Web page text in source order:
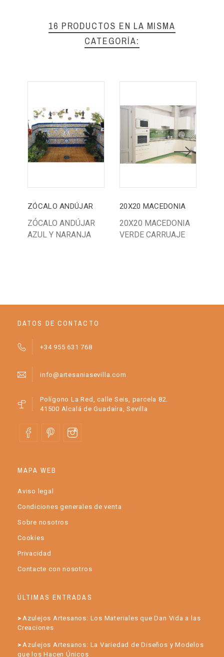
16 PRODUCTOS EN LA MISMA
CATEGORÍA:
ZÓCALO ANDÚJAR
ZÓCALO ANDÚJAR
AZUL Y NARANJA
20X20 MACEDONIA
20X20 MACEDONIA
VERDE CARRUAJE
DATOS DE CONTACTO
+34 955 631 768
info@artesaniasevilla.com
Polígono La Red, calle Seis, parcela 82.
41500 Alcalá de Guadaíra, Sevilla
MAPA WEB
Aviso legal
Condiciones generales de venta
Sobre nosotros
Cookies
Privacidad
Contacte con nosotros
ÚLTIMAS ENTRADAS
Azulejos Artesanos: Los Materiales que Dan Vida a las
Creaciones
Azulejos Artesanos: La Variedad de Diseños y Modelos
que los Hacen Únicos